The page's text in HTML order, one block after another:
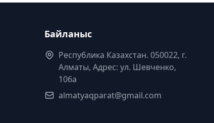
Байланыс
Республика Казахстан. 050022, г.
Алматы, Адрес: ул. Шевченко,
106а
almatyaqparat@gmail.com